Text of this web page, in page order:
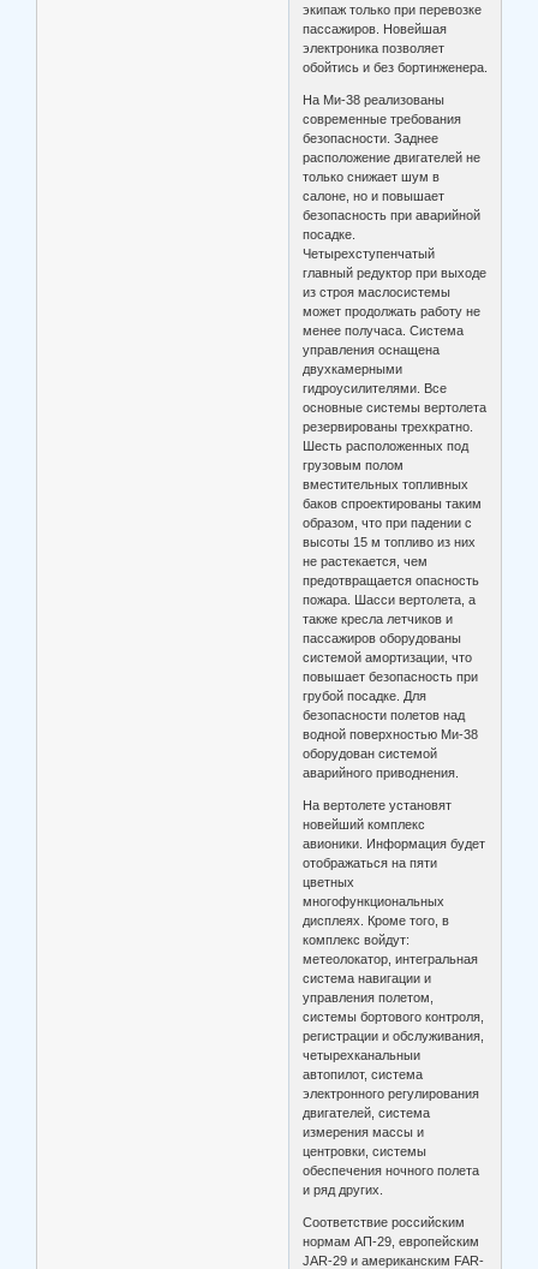
экипаж только при перевозке
пассажиров. Новейшая
электроника позволяет
обойтись и без бортинженера.
На Ми-38 реализованы
современные требования
безопасности. Заднее
расположение двигателей не
только снижает шум в
салоне, но и повышает
безопасность при аварийной
посадке.
Четырехступенчатый
главный редуктор при выходе
из строя маслосистемы
может продолжать работу не
менее получаса. Система
управления оснащена
двухкамерными
гидроусилителями. Все
основные системы вертолета
резервированы трехкратно.
Шесть расположенных под
грузовым полом
вместительных топливных
баков спроектированы таким
образом, что при падении с
высоты 15 м топливо из них
не растекается, чем
предотвращается опасность
пожара. Шасси вертолета, а
также кресла летчиков и
пассажиров оборудованы
системой амортизации, что
повышает безопасность при
грубой посадке. Для
безопасности полетов над
водной поверхностью Ми-38
оборудован системой
аварийного приводнения.
На вертолете установят
новейший комплекс
авионики. Информация будет
отображаться на пяти
цветных
многофункциональных
дисплеях. Кроме того, в
комплекс войдут:
метеолокатор, интегральная
система навигации и
управления полетом,
системы бортового контроля,
регистрации и обслуживания,
четырехканальныи
автопилот, система
электронного регулирования
двигателей, система
измерения массы и
центровки, системы
обеспечения ночного полета
и ряд других.
Соответствие российским
нормам АП-29, европейским
JAR-29 и американским FAR-